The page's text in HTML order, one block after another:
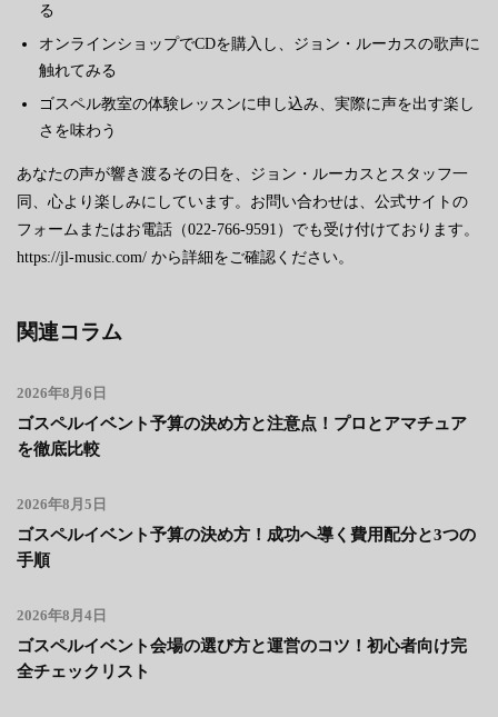
る
オンラインショップでCDを購入し、ジョン・ルーカスの歌声に
触れてみる
ゴスペル教室の体験レッスンに申し込み、実際に声を出す楽し
さを味わう
あなたの声が響き渡るその日を、ジョン・ルーカスとスタッフ一
同、心より楽しみにしています。お問い合わせは、公式サイトの
フォームまたはお電話（022-766-9591）でも受け付けております。
https://jl-music.com/ から詳細をご確認ください。
関連コラム
2026年8月6日
ゴスペルイベント予算の決め方と注意点！プロとアマチュア
を徹底比較
2026年8月5日
ゴスペルイベント予算の決め方！成功へ導く費用配分と3つの
手順
2026年8月4日
ゴスペルイベント会場の選び方と運営のコツ！初心者向け完
全チェックリスト